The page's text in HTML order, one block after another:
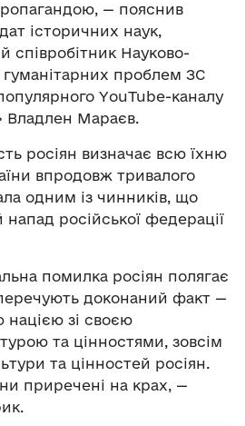
— пояснив
історичних наук,
співробітник Науково-
гуманітарних проблем ЗС
YouTube-каналу
Владлен Мараєв.
росіян визначає всю їхню
впродовж тривалого
одним із чинників, що
російської федерації
помилка росіян полягає
доконаний факт —
нацією зі своєю
та цінностями, зовсім
та цінностей росіян.
приречені на крах, —